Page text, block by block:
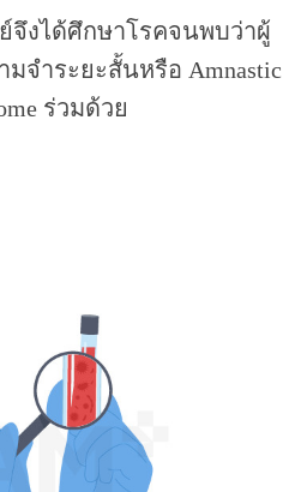
จึงได้ศึกษาโรคจนพบว่าผู้
จำระยะสั้นหรือ Amnastic
ร่วมด้วย